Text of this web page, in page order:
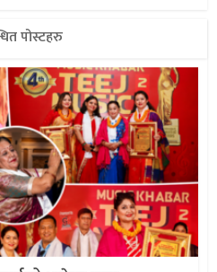
पोस्टहरु